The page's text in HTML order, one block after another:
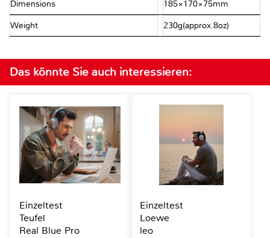
Dimensions 185×170×75mm
Weight 230g(approx.8oz)
Das könnte Sie auch interessieren:
Einzeltest
Teufel
Real Blue Pro
Einzeltest
Loewe
leo